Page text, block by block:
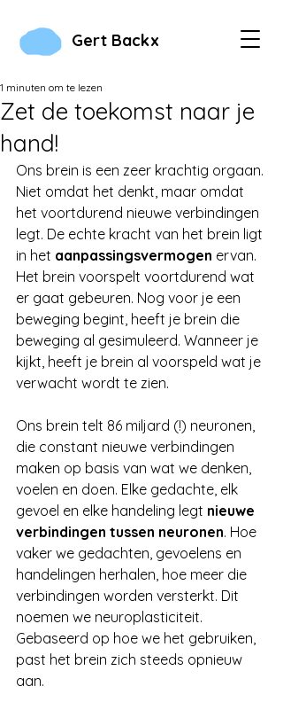
Gert Backx
Zet de toekomst naar je
hand!
1 minuten om te lezen
Ons brein is een zeer krachtig orgaan.
Niet omdat het denkt, maar omdat
het voortdurend nieuwe verbindingen
legt. De echte kracht van het brein ligt
in het aanpassingsvermogen ervan.
Het brein voorspelt voortdurend wat
er gaat gebeuren. Nog voor je een
beweging begint, heeft je brein die
beweging al gesimuleerd. Wanneer je
kijkt, heeft je brein al voorspeld wat je
verwacht wordt te zien.
Ons brein telt 86 miljard (!) neuronen,
die constant nieuwe verbindingen
maken op basis van wat we denken,
voelen en doen. Elke gedachte, elk
gevoel en elke handeling legt nieuwe
verbindingen tussen neuronen. Hoe
vaker we gedachten, gevoelens en
handelingen herhalen, hoe meer die
verbindingen worden versterkt. Dit
noemen we neuroplasticiteit.
Gebaseerd op hoe we het gebruiken,
past het brein zich steeds opnieuw
aan.